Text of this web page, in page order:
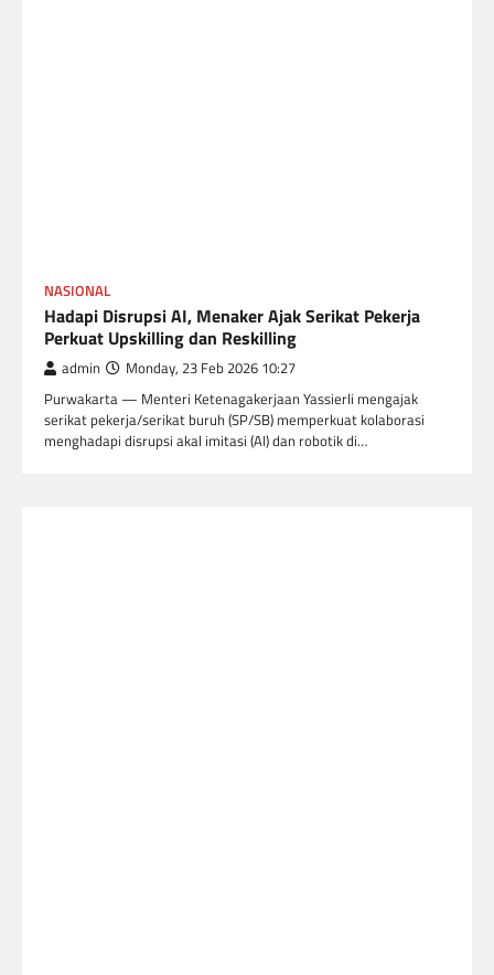
NASIONAL
Hadapi Disrupsi AI, Menaker Ajak Serikat Pekerja
Perkuat Upskilling dan Reskilling
admin Monday, 23 Feb 2026 10:27
Purwakarta — Menteri Ketenagakerjaan Yassierli mengajak
serikat pekerja/serikat buruh (SP/SB) memperkuat kolaborasi
menghadapi disrupsi akal imitasi (AI) dan robotik di…